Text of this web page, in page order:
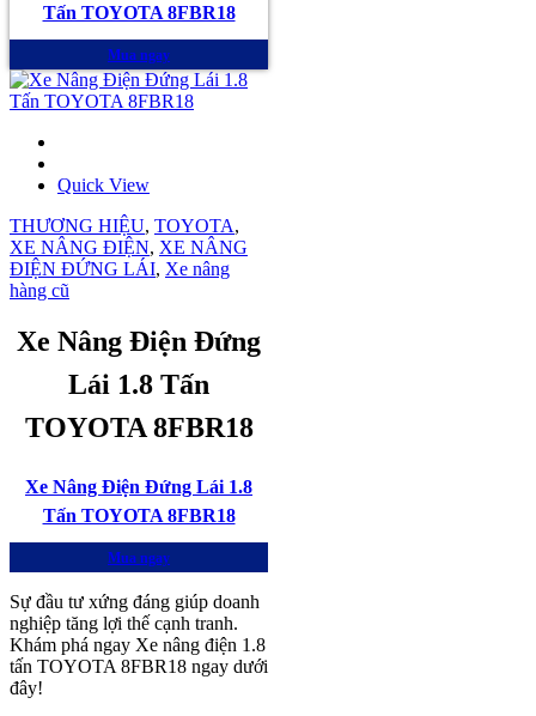
Tấn TOYOTA 8FBR18
Mua ngay
Quick View
THƯƠNG HIỆU, TOYOTA,
XE NÂNG ĐIỆN, XE NÂNG
ĐIỆN ĐỨNG LÁI, Xe nâng
hàng cũ
Xe Nâng Điện Đứng
Lái 1.8 Tấn
TOYOTA 8FBR18
Xe Nâng Điện Đứng Lái 1.8
Tấn TOYOTA 8FBR18
Mua ngay
Sự đầu tư xứng đáng giúp doanh
nghiệp tăng lợi thế cạnh tranh.
Khám phá ngay Xe nâng điện 1.8
tấn TOYOTA 8FBR18 ngay dưới
đây!